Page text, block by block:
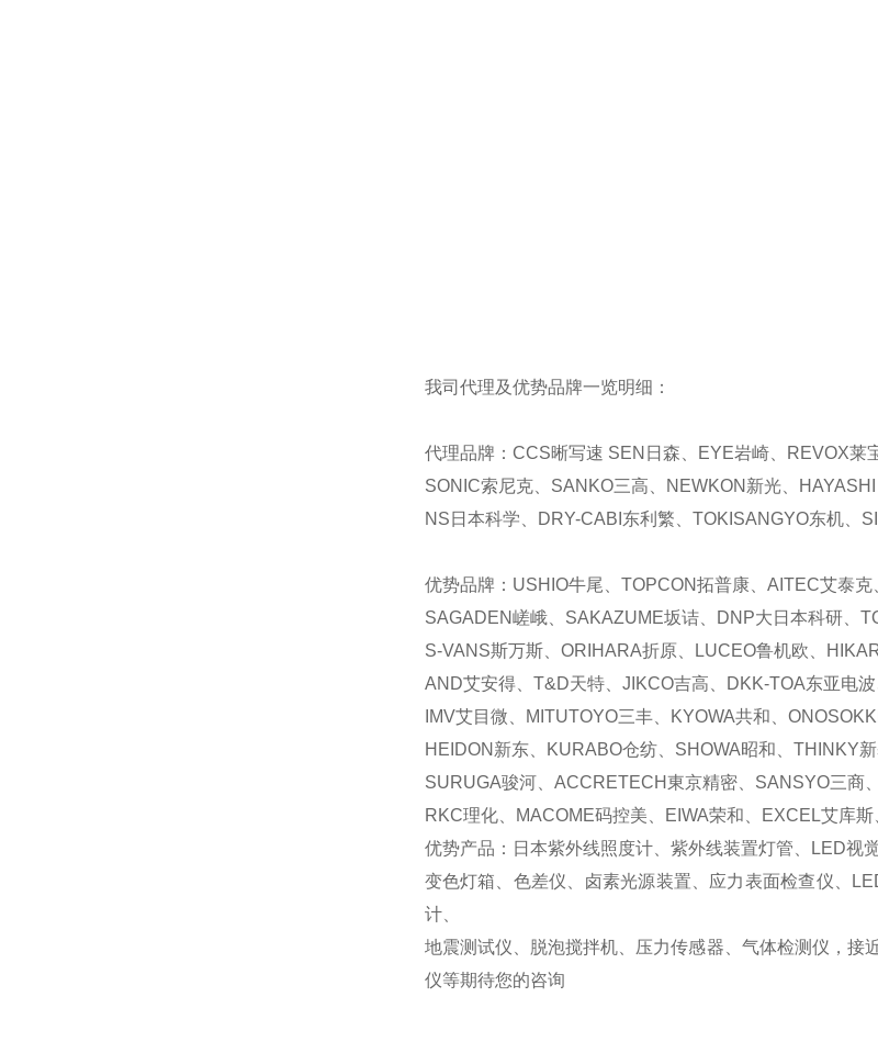
我司代理及优势品牌一览明细：
代理品牌：CCS晰写速 SEN日森、EYE岩崎、REVOX莱
SONIC索尼克、SANKO三高、NEWKON新光、
NS日本科学、DRY-CABI东利繁、TOKISANGYO东机、
优势品牌：USHIO牛尾、TOPCON拓普康、AITEC艾泰
SAGADEN嵯峨、SAKAZUME坂诘、DNP大日本科研、
S-VANS斯万斯、ORIHARA折原、LUCEO鲁机欧、
AND艾安得、T&D天特、JIKCO吉高、DKK-TOA东亚电
IMV艾目微、MITUTOYO三丰、KYOWA共和、
HEIDON新东、KURABO仓纺、SHOWA昭和、THINKY
SURUGA骏河、ACCRETECH東京精密、SANSYO三商
RKC理化、MACOME码控美、EIWA荣和、EXCEL艾库
优势产品：日本紫外线照度计、紫外线装置灯管、LED视
变色灯箱、色差仪、卤素光源装置、应力表面检查仪、
计、
地震测试仪、脱泡搅拌机、压力传感器、气体检测仪，
仪等期待您的咨询